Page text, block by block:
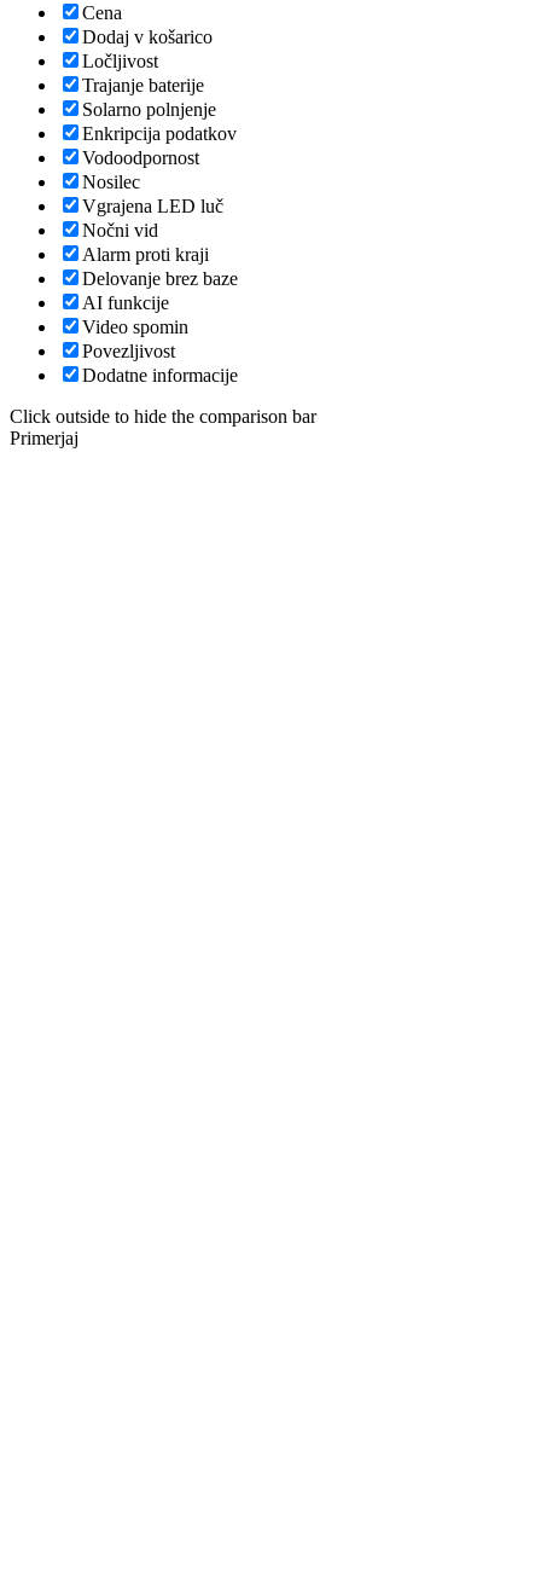
Cena
Dodaj v košarico
Ločljivost
Trajanje baterije
Solarno polnjenje
Enkripcija podatkov
Vodoodpornost
Nosilec
Vgrajena LED luč
Nočni vid
Alarm proti kraji
Delovanje brez baze
AI funkcije
Video spomin
Povezljivost
Dodatne informacije
Click outside to hide the comparison bar
Primerjaj